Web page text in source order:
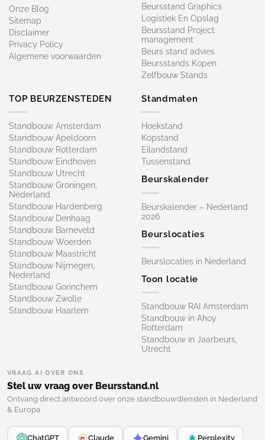
Onze Blog
Sitemap
Disclaimer
Privacy Policy
Algemene voorwaarden
Beursstand Graphics
Logistiek En Opslag
Beursstand Project
management
Beurs stand advies
Beursstands Kopen
Zelfbouw Stands
TOP BEURZENSTEDEN
Standbouw Amsterdam
Standbouw Apeldoorn
Standbouw Rotterdam
Standbouw Eindhoven
Standbouw Utrecht
Standbouw Groningen,
Nederland
Standbouw Hardenberg
Standbouw Denhaag
Standbouw Barneveld
Standbouw Woerden
Standbouw Maastricht
Standbouw Nijmegen,
Nederland
Standbouw Gorinchem
Standbouw Zwolle
Standbouw Haarlem
Standmaten
Hoekstand
Kopstand
Eilandstand
Tussenstand
Beurskalender
Beurskalender – Nederland
2026
Beurslocaties
Beurslocaties in Nederland
Toon locatie
Standbouw RAI Amsterdam
Standbouw in Ahoy
Rotterdam
Standbouw in Jaarbeurs,
Utrecht
VRAAG AI OVER ONS
Stel uw vraag over Beursstand.nl
Ontvang direct antwoord over onze standbouwdiensten in Nederland
& Europa
ChatGPT Claude Gemini Perplexity